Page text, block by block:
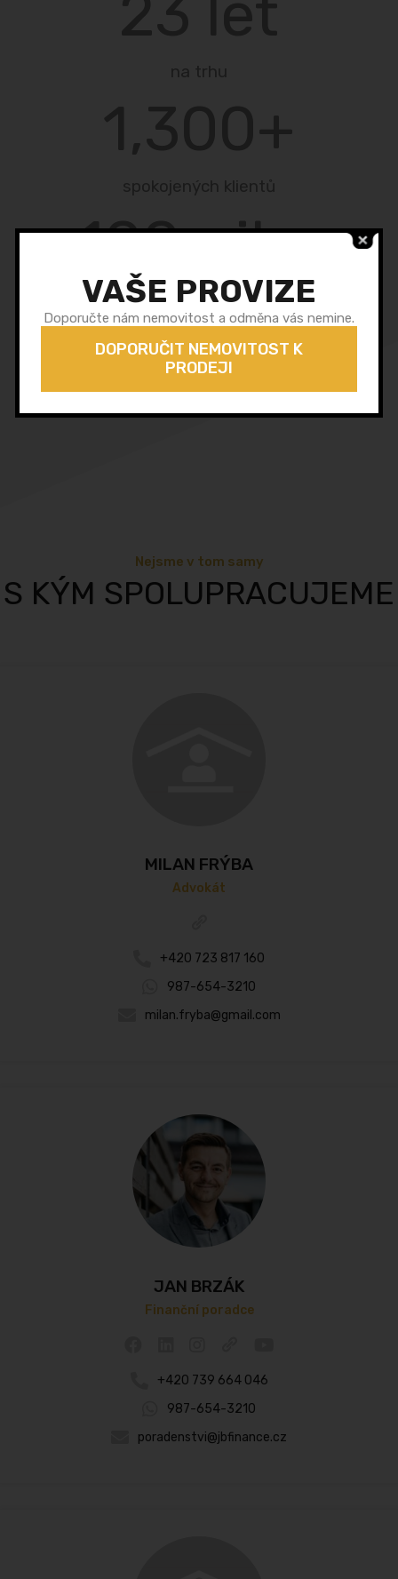
v prodaných nemovitostech
100mil.+
Nejsme v tom samy
S KÝM SPOLUPRACUJEME
MILAN FRÝBA
Advokát
+420 723 817 160
987-654-3210
milan.fryba@gmail.com
JAN BRZÁK
Finanční poradce
+420 739 664 046
987-654-3210
poradenstvi@jbfinance.cz
VAŠE PROVIZE
Doporučte nám nemovitost a odměna vás nemine.
DOPORUČIT NEMOVITOST K
PRODEJI